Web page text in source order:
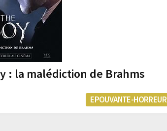
: la malédiction de Brahms
EPOUVANTE-HORREUR